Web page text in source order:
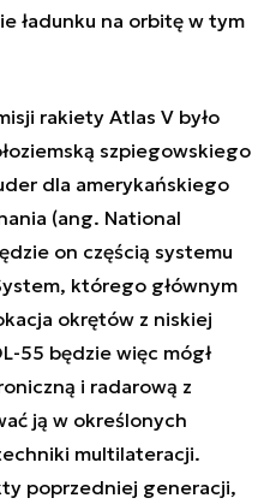
ładunku na orbitę w tym
rakiety Atlas V było
szpiegowskiego
dla amerykańskiego
(ang. National
on częścią systemu
którego głównym
okrętów z niskiej
55 będzie więc mógł
i radarową z
ją w określonych
multilateracji.
poprzedniej generacji,